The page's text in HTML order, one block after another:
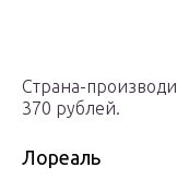
Страна-
370 рублей.
Лореаль